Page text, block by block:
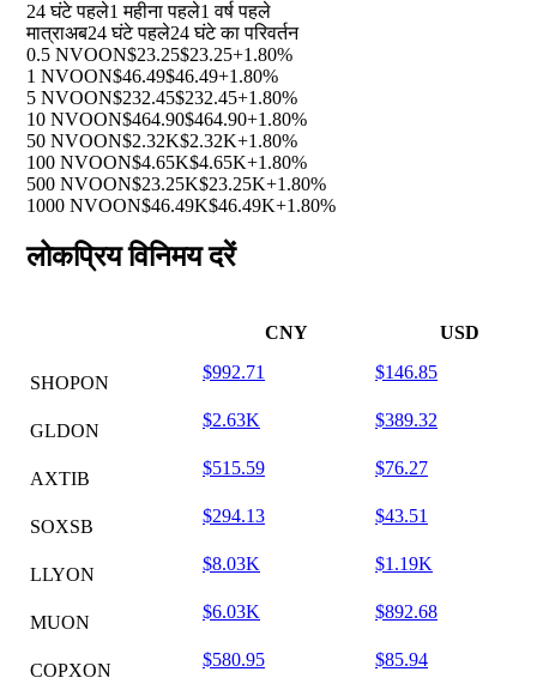
24 घंटे पहले1 महीना पहले1 वर्ष पहले
मात्राअब24 घंटे पहले24 घंटे का परिवर्तन
0.5 NVOON$23.25$23.25+1.80%
1 NVOON$46.49$46.49+1.80%
5 NVOON$232.45$232.45+1.80%
10 NVOON$464.90$464.90+1.80%
50 NVOON$2.32K$2.32K+1.80%
100 NVOON$4.65K$4.65K+1.80%
500 NVOON$23.25K$23.25K+1.80%
1000 NVOON$46.49K$46.49K+1.80%
लोकप्रिय विनिमय दरें
CNY USD
SHOPON
$992.71 $146.85
GLDON
$2.63K $389.32
AXTIB
$515.59 $76.27
SOXSB
$294.13 $43.51
LLYON
$8.03K $1.19K
MUON
$6.03K $892.68
COPXON
$580.95 $85.94